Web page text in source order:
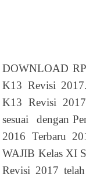
DOWNLOAD
K13 Revisi
K13 Revisi
sesuai dengan
2016 Terbaru
WAJIB Kelas XI
Revisi 2017